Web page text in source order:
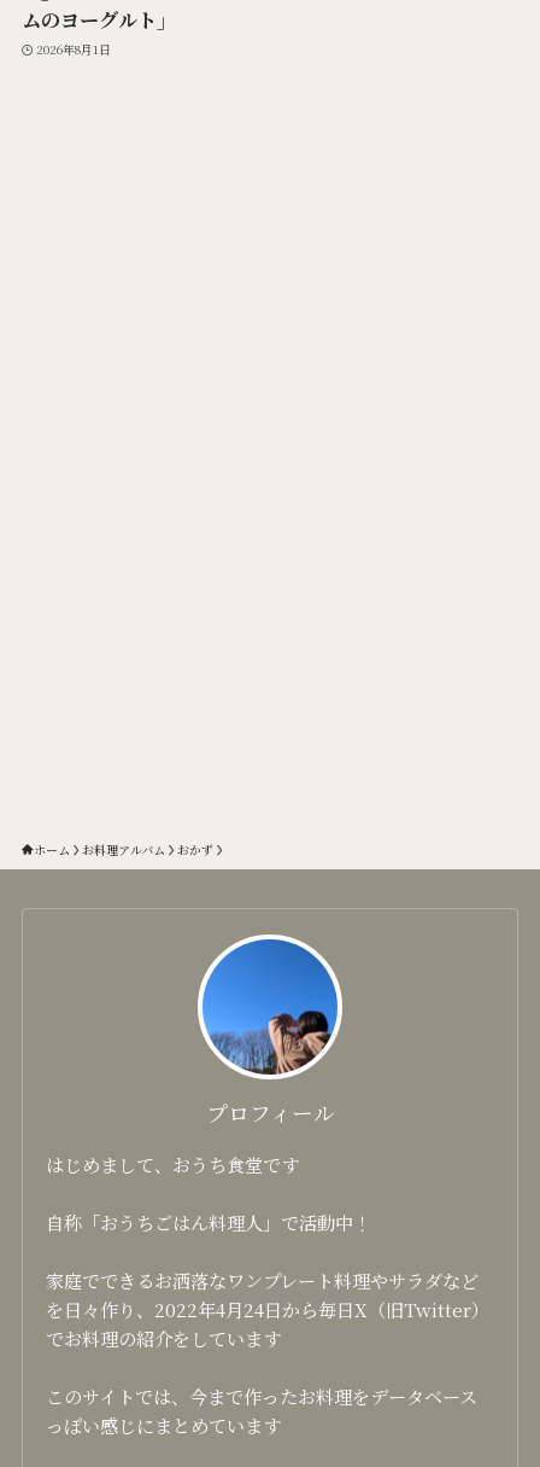
ムのヨーグルト」
2026年8月1日
ホーム お料理アルバム おかず
プロフィール
はじめまして、おうち食堂です
自称「おうちごはん料理人」で活動中！
家庭でできるお洒落なワンプレート料理やサラダなど
を日々作り、2022年4月24日から毎日X（旧Twitter）
でお料理の紹介をしています
このサイトでは、今まで作ったお料理をデータベース
っぽい感じにまとめています